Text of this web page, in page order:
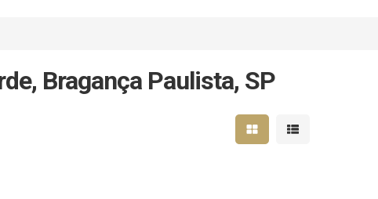
Bragança Paulista, SP
Mostrar resultados em
Mostrar